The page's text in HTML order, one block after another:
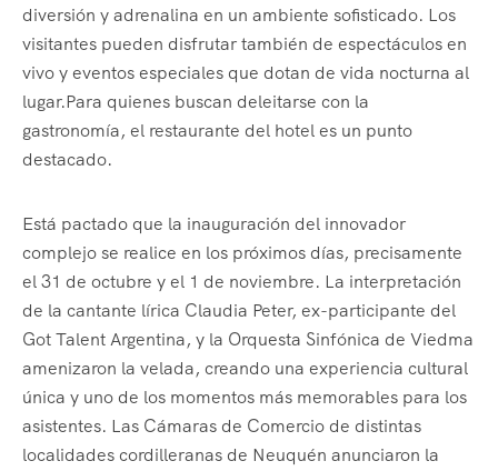
diversión y adrenalina en un ambiente sofisticado. Los
visitantes pueden disfrutar también de espectáculos en
vivo y eventos especiales que dotan de vida nocturna al
lugar.Para quienes buscan deleitarse con la
gastronomía, el restaurante del hotel es un punto
destacado.
Está pactado que la inauguración del innovador
complejo se realice en los próximos días, precisamente
el 31 de octubre y el 1 de noviembre. La interpretación
de la cantante lírica Claudia Peter, ex-participante del
Got Talent Argentina, y la Orquesta Sinfónica de Viedma
amenizaron la velada, creando una experiencia cultural
única y uno de los momentos más memorables para los
asistentes. Las Cámaras de Comercio de distintas
localidades cordilleranas de Neuquén anunciaron la